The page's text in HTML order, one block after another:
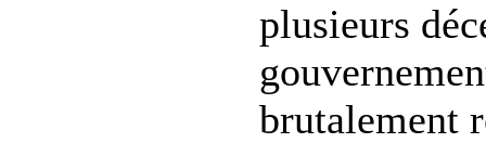
plusieurs
brutalement